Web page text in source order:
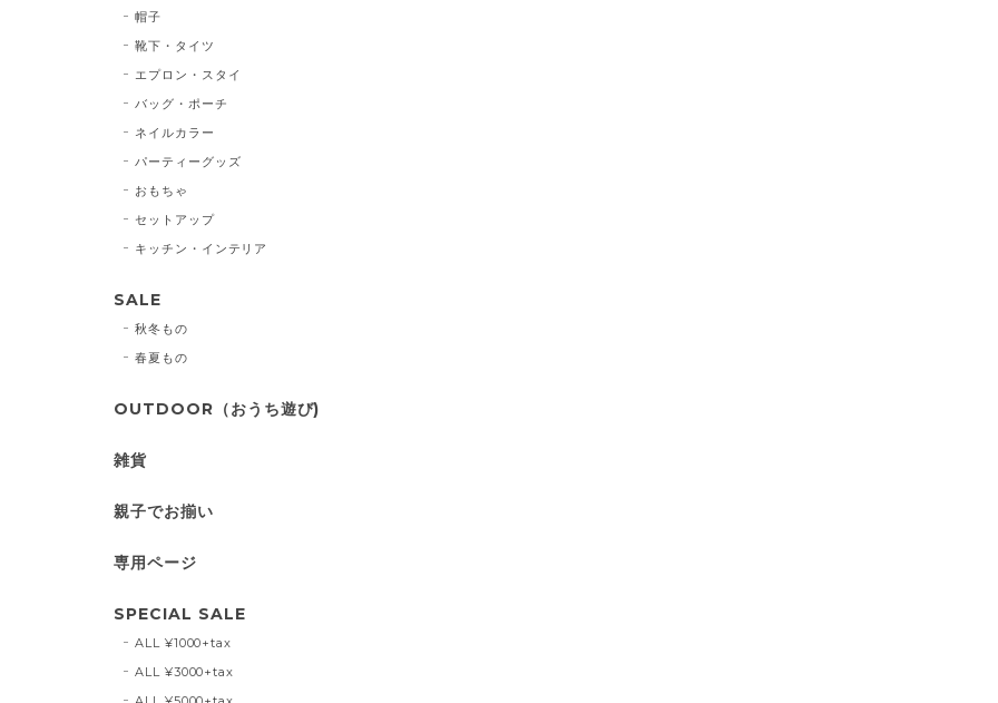
帽子
靴下・タイツ
エプロン・スタイ
バッグ・ポーチ
ネイルカラー
パーティーグッズ
おもちゃ
セットアップ
キッチン・インテリア
SALE
秋冬もの
春夏もの
OUTDOOR（おうち遊び)
雑貨
親子でお揃い
専用ページ
SPECIAL SALE
ALL ¥1000+tax
ALL ¥3000+tax